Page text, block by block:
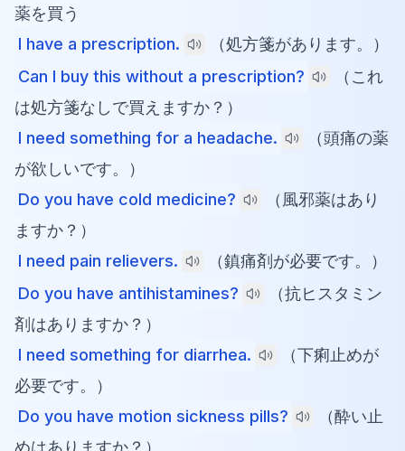
薬を買う
I have a prescription.
（処方箋があります。）
Can I buy this without a prescription?
（これ
は処方箋なしで買えますか？）
I need something for a headache.
（頭痛の薬
が欲しいです。）
Do you have cold medicine?
（風邪薬はあり
ますか？）
I need pain relievers.
（鎮痛剤が必要です。）
Do you have antihistamines?
（抗ヒスタミン
剤はありますか？）
I need something for diarrhea.
（下痢止めが
必要です。）
Do you have motion sickness pills?
（酔い止
めはありますか？）